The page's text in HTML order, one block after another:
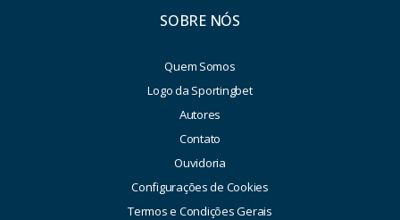
SOBRE NÓS
Quem Somos
Logo da Sportingbet
Autores
Contato
Ouvidoria
Configurações de Cookies
Termos e Condições Gerais